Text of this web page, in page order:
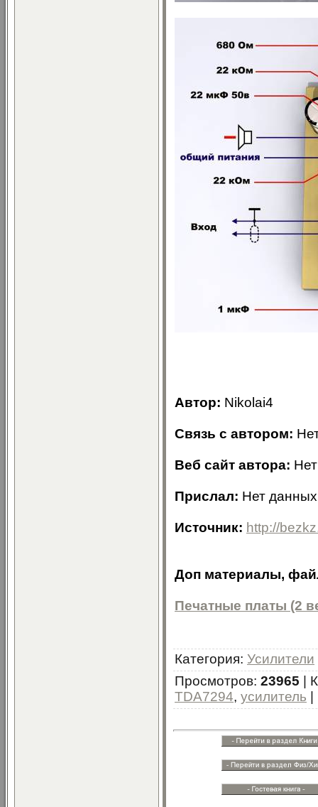
Автор: Nikolai4
Связь с автором:
Веб сайт автора:
Прислал: Нет данных
Источник: http://
Доп материалы,
Печатные платы (2
Категория: Усилители
Просмотров: 23965 |
TDA7294, усилитель |